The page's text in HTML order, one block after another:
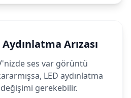
Arızası
ses var görüntü
LED aydınlatma
gerekebilir.